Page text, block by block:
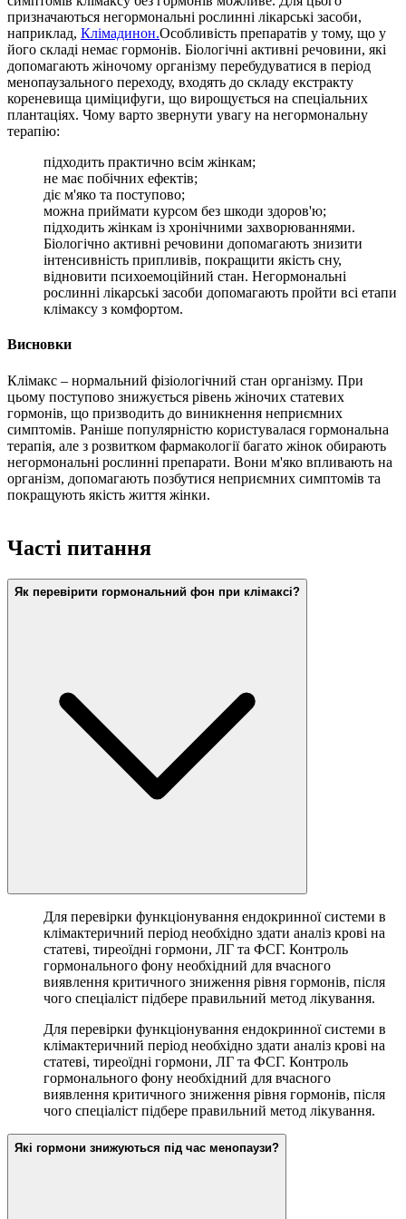
призначаються негормональні рослинні лікарські засоби,
наприклад, Клімадинон.Особливість препаратів у тому, що у
його складі немає гормонів. Біологічні активні речовини, які
допомагають жіночому організму перебудуватися в період
менопаузального переходу, входять до складу екстракту
кореневища циміцифуги, що вирощується на спеціальних
плантаціях. Чому варто звернути увагу на негормональну
терапію:
підходить практично всім жінкам;
не має побічних ефектів;
діє м'яко та поступово;
можна приймати курсом без шкоди здоров'ю;
підходить жінкам із хронічними захворюваннями.
Біологічно активні речовини допомагають знизити
інтенсивність припливів, покращити якість сну,
відновити психоемоційний стан. Негормональні
рослинні лікарські засоби допомагають пройти всі етапи
клімаксу з комфортом.
Висновки
Клімакс – нормальний фізіологічний стан організму. При
цьому поступово знижується рівень жіночих статевих
гормонів, що призводить до виникнення неприємних
симптомів. Раніше популярністю користувалася гормональна
терапія, але з розвитком фармакології багато жінок обирають
негормональні рослинні препарати. Вони м'яко впливають на
організм, допомагають позбутися неприємних симптомів та
покращують якість життя жінки.
Часті питання
Як перевірити гормональний фон при клімаксі?
Для перевірки функціонування ендокринної системи в
клімактеричний період необхідно здати аналіз крові на
статеві, тиреоїдні гормони, ЛГ та ФСГ. Контроль
гормонального фону необхідний для вчасного
виявлення критичного зниження рівня гормонів, після
чого спеціаліст підбере правильний метод лікування.
Для перевірки функціонування ендокринної системи в
клімактеричний період необхідно здати аналіз крові на
статеві, тиреоїдні гормони, ЛГ та ФСГ. Контроль
гормонального фону необхідний для вчасного
виявлення критичного зниження рівня гормонів, після
чого спеціаліст підбере правильний метод лікування.
Які гормони знижуються під час менопаузи?